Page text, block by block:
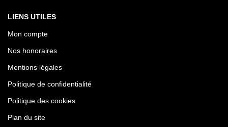
LIENS UTILES
Mon compte
Nos honoraires
Mentions légales
Politique de confidentialité
Politique des cookies
Plan du site